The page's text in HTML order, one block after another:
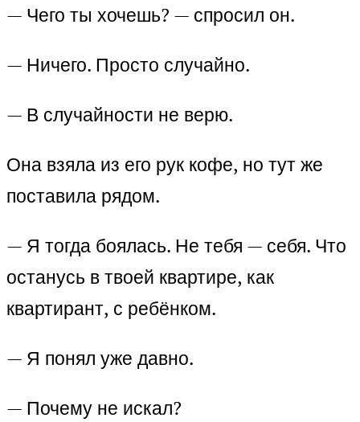
— Чего ты хочешь? — спросил он.
— Ничего. Просто случайно.
— В случайности не верю.
Она взяла из его рук кофе, но тут же
поставила рядом.
— Я тогда боялась. Не тебя — себя. Что
останусь в твоей квартире, как
квартирант, с ребёнком.
— Я понял уже давно.
— Почему не искал?